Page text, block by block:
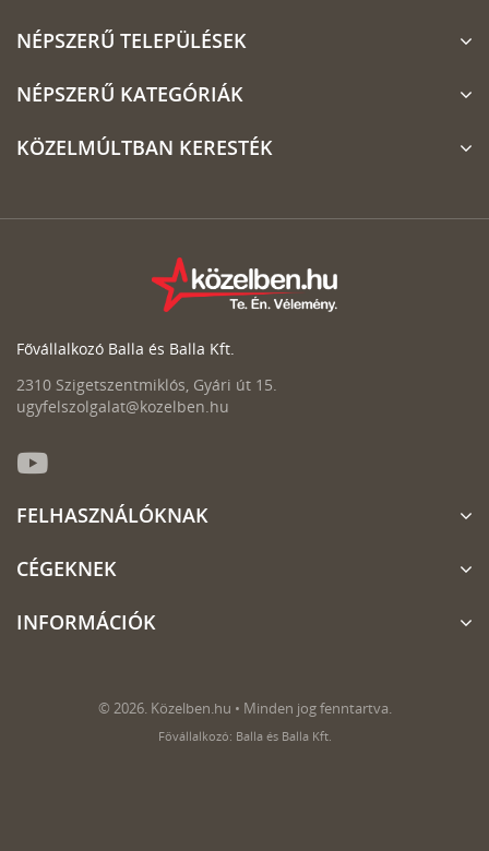
NÉPSZERŰ TELEPÜLÉSEK
NÉPSZERŰ KATEGÓRIÁK
KÖZELMÚLTBAN KERESTÉK
Fővállalkozó Balla és Balla Kft.
2310 Szigetszentmiklós, Gyári út 15.
ugyfelszolgalat@kozelben.hu
FELHASZNÁLÓKNAK
CÉGEKNEK
INFORMÁCIÓK
© 2026. Közelben.hu • Minden jog fenntartva.
Fővállalkozó: Balla és Balla Kft.